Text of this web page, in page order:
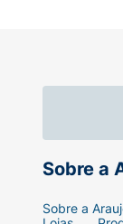
Sobre a
Sobre a